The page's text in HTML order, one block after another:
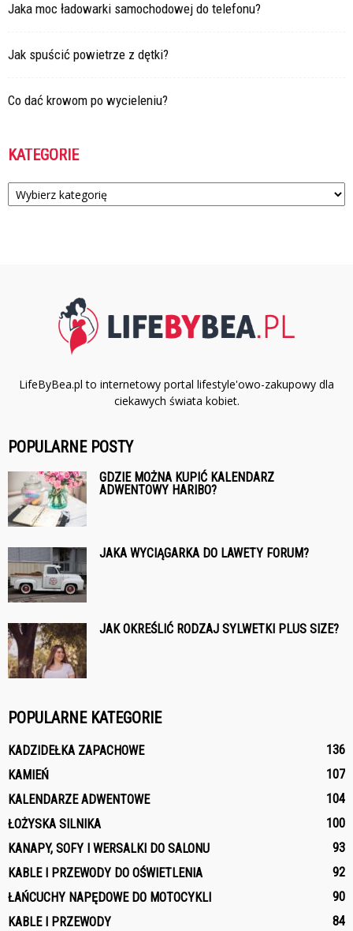
Jaka moc ładowarki samochodowej do telefonu?
Jak spuścić powietrze z dętki?
Co dać krowom po wycieleniu?
KATEGORIE
Kategorie
LifeByBea.pl to internetowy portal lifestyle'owo-zakupowy dla
ciekawych świata kobiet.
POPULARNE POSTY
GDZIE MOŻNA KUPIĆ KALENDARZ
ADWENTOWY HARIBO?
JAKA WYCIĄGARKA DO LAWETY FORUM?
JAK OKREŚLIĆ RODZAJ SYLWETKI PLUS SIZE?
POPULARNE KATEGORIE
KADZIDEŁKA ZAPACHOWE
136
KAMIEŃ
107
KALENDARZE ADWENTOWE
104
ŁOŻYSKA SILNIKA
100
KANAPY, SOFY I WERSALKI DO SALONU
93
KABLE I PRZEWODY DO OŚWIETLENIA
92
ŁAŃCUCHY NAPĘDOWE DO MOTOCYKLI
90
KABLE I PRZEWODY
84